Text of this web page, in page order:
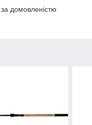
домовленістю